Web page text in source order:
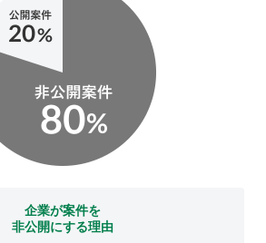
企業が案件を
非公開にする理由